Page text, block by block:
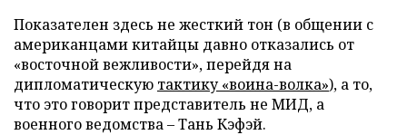
Показателен здесь не жесткий тон (в общении с
американцами китайцы давно отказались от
«восточной вежливости», перейдя на
дипломатическую тактику «воина-волка»), а то,
что это говорит представитель не МИД, а
военного ведомства – Тань Кэфэй.